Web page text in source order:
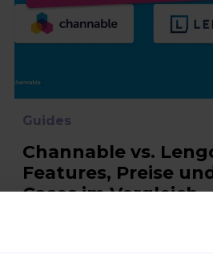
Guides
Channable vs.
Features, Preise
Cases im Vergleich